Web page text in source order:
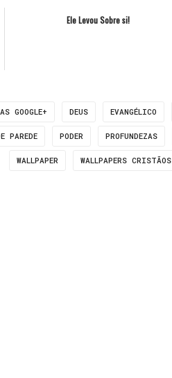
Ele Levou Sobre si!
GOOGLE+ DEUS EVANGÉLICO
PAREDE PODER PROFUNDEZAS
WALLPAPER WALLPAPERS CRISTÃOS